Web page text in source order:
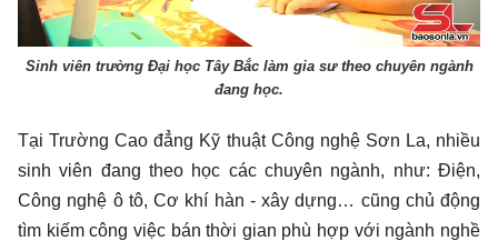
Sinh viên trường Đại học Tây Bắc làm gia sư theo chuyên ngành
đang học.
Tại Trường Cao đẳng Kỹ thuật Công nghệ Sơn La, nhiều
sinh viên đang theo học các chuyên ngành, như: Điện,
Công nghệ ô tô, Cơ khí hàn - xây dựng… cũng chủ động
tìm kiếm công việc bán thời gian phù hợp với ngành nghề